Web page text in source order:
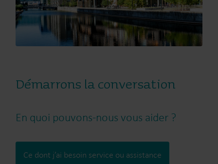
Démarrons la conversation
En quoi pouvons-nous vous aider ?
Ce dont j’ai besoin service ou assistance